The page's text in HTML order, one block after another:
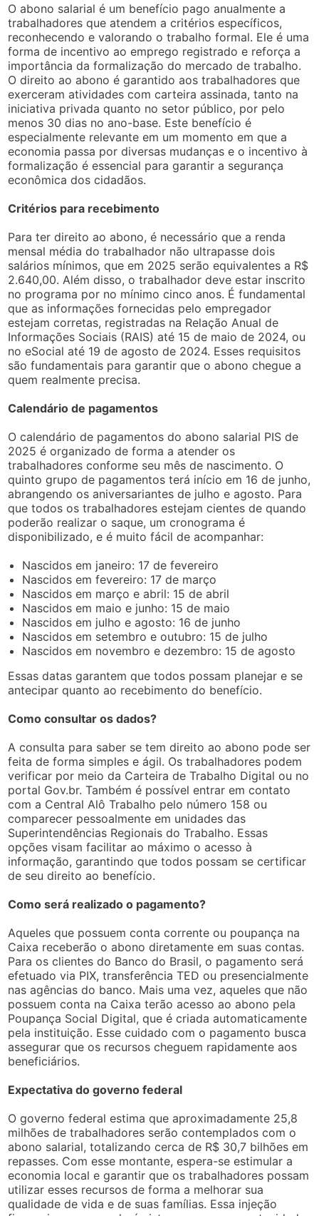
O abono salarial é um benefício pago anualmente a
trabalhadores que atendem a critérios específicos,
reconhecendo e valorando o trabalho formal. Ele é uma
forma de incentivo ao emprego registrado e reforça a
importância da formalização do mercado de trabalho.
O direito ao abono é garantido aos trabalhadores que
exerceram atividades com carteira assinada, tanto na
iniciativa privada quanto no setor público, por pelo
menos 30 dias no ano-base. Este benefício é
especialmente relevante em um momento em que a
economia passa por diversas mudanças e o incentivo à
formalização é essencial para garantir a segurança
econômica dos cidadãos.
Critérios para recebimento
Para ter direito ao abono, é necessário que a renda
mensal média do trabalhador não ultrapasse dois
salários mínimos, que em 2025 serão equivalentes a R$
2.640,00. Além disso, o trabalhador deve estar inscrito
no programa por no mínimo cinco anos. É fundamental
que as informações fornecidas pelo empregador
estejam corretas, registradas na Relação Anual de
Informações Sociais (RAIS) até 15 de maio de 2024, ou
no eSocial até 19 de agosto de 2024. Esses requisitos
são fundamentais para garantir que o abono chegue a
quem realmente precisa.
Calendário de pagamentos
O calendário de pagamentos do abono salarial PIS de
2025 é organizado de forma a atender os
trabalhadores conforme seu mês de nascimento. O
quinto grupo de pagamentos terá início em 16 de junho,
abrangendo os aniversariantes de julho e agosto. Para
que todos os trabalhadores estejam cientes de quando
poderão realizar o saque, um cronograma é
disponibilizado, e é muito fácil de acompanhar:
Nascidos em janeiro: 17 de fevereiro
Nascidos em fevereiro: 17 de março
Nascidos em março e abril: 15 de abril
Nascidos em maio e junho: 15 de maio
Nascidos em julho e agosto: 16 de junho
Nascidos em setembro e outubro: 15 de julho
Nascidos em novembro e dezembro: 15 de agosto
Essas datas garantem que todos possam planejar e se
antecipar quanto ao recebimento do benefício.
Como consultar os dados?
A consulta para saber se tem direito ao abono pode ser
feita de forma simples e ágil. Os trabalhadores podem
verificar por meio da Carteira de Trabalho Digital ou no
portal Gov.br. Também é possível entrar em contato
com a Central Alô Trabalho pelo número 158 ou
comparecer pessoalmente em unidades das
Superintendências Regionais do Trabalho. Essas
opções visam facilitar ao máximo o acesso à
informação, garantindo que todos possam se certificar
de seu direito ao benefício.
Como será realizado o pagamento?
Aqueles que possuem conta corrente ou poupança na
Caixa receberão o abono diretamente em suas contas.
Para os clientes do Banco do Brasil, o pagamento será
efetuado via PIX, transferência TED ou presencialmente
nas agências do banco. Mais uma vez, aqueles que não
possuem conta na Caixa terão acesso ao abono pela
Poupança Social Digital, que é criada automaticamente
pela instituição. Esse cuidado com o pagamento busca
assegurar que os recursos cheguem rapidamente aos
beneficiários.
Expectativa do governo federal
O governo federal estima que aproximadamente 25,8
milhões de trabalhadores serão contemplados com o
abono salarial, totalizando cerca de R$ 30,7 bilhões em
repasses. Com esse montante, espera-se estimular a
economia local e garantir que os trabalhadores possam
utilizar esses recursos de forma a melhorar sua
qualidade de vida e de suas famílias. Essa injeção